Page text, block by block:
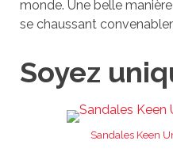
monde. Une belle
se chaussant
Soyez
Sandales Keen